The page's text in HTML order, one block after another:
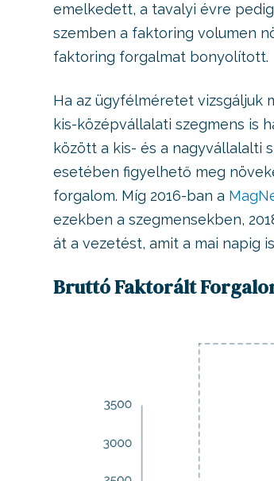
emelkedett, a tavalyi évre
szemben a faktoring volumen
faktoring forgalmat bonyolított.
Ha az ügyfélméretet vizsgáljuk
kis-középvállalati szegmens is
között a kis- és a nagyvállalalti
esetében figyelhető meg
forgalom. Míg 2016-ban a
ezekben a szegmensekben,
át a vezetést, amit a mai napig
Bruttó Faktorált